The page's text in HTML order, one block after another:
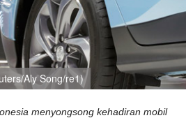
Aly Song/re1)
menyongsong kehadiran mobil